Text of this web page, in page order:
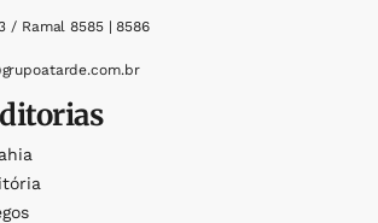
/ Ramal 8585 | 8586